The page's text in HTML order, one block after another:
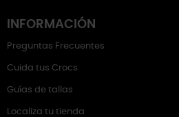
INFORMACIÓN
Preguntas Frecuentes
Cuida tus Crocs
Guías de tallas
Localiza tu tienda